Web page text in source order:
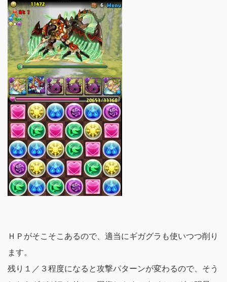
ＨＰがそこそこあるので、適当にギガグラも使いつつ削り
ます。
残り１／３程度になると攻撃パターンが変わるので、そう